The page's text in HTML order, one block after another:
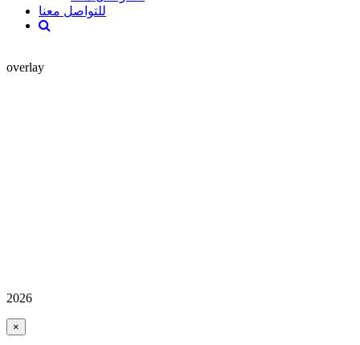
للتواصل معنا
overlay
2026
×